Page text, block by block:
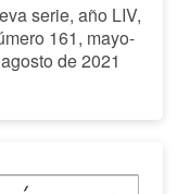
serie, año LIV,
161, mayo-
agosto de 2021